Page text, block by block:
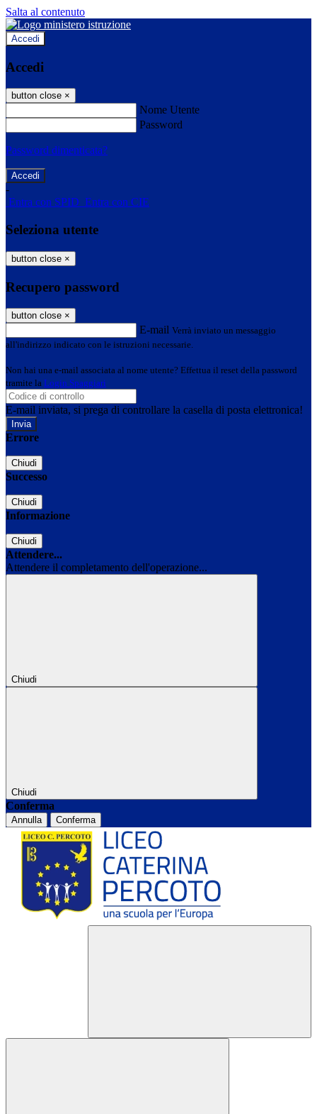
Salta al contenuto
Accedi
Accedi
button close ×
Nome Utente
Password
Password dimenticata?
-
Entra con SPID Entra con CIE
Seleziona utente
button close ×
Recupero password
button close ×
E-mail Verrà inviato un messaggio
all'indirizzo indicato con le istruzioni necessarie.
Non hai una e-mail associata al nome utente? Effettua il reset della password
tramite la Login Spaggiari
E-mail inviata, si prega di controllare la casella di posta elettronica!
Errore
Chiudi
Successo
Chiudi
Informazione
Chiudi
Attendere...
Attendere il completamento dell'operazione...
Chiudi
Chiudi
Conferma
Annulla Conferma